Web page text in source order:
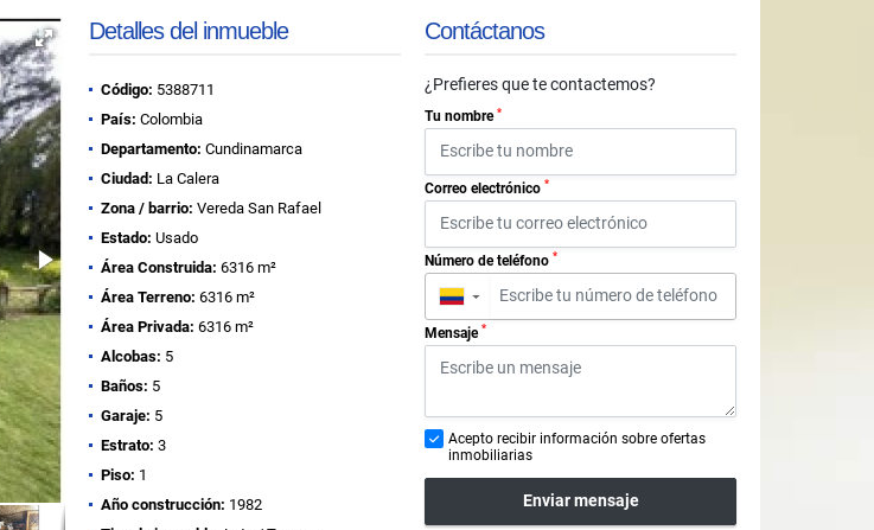
Detalles del inmueble
Código: 5388711
País: Colombia
Departamento: Cundinamarca
Ciudad: La Calera
Zona / barrio: Vereda San Rafael
Estado: Usado
Área Construida: 6316 m²
Área Terreno: 6316 m²
Área Privada: 6316 m²
Alcobas: 5
Baños: 5
Garaje: 5
Estrato: 3
Piso: 1
Año construcción: 1982
Contáctanos
¿Prefieres que te contactemos?
Tu nombre *
Correo electrónico *
Número de teléfono *
▼
Mensaje *
Acepto recibir información sobre ofertas
inmobiliarias
Enviar mensaje